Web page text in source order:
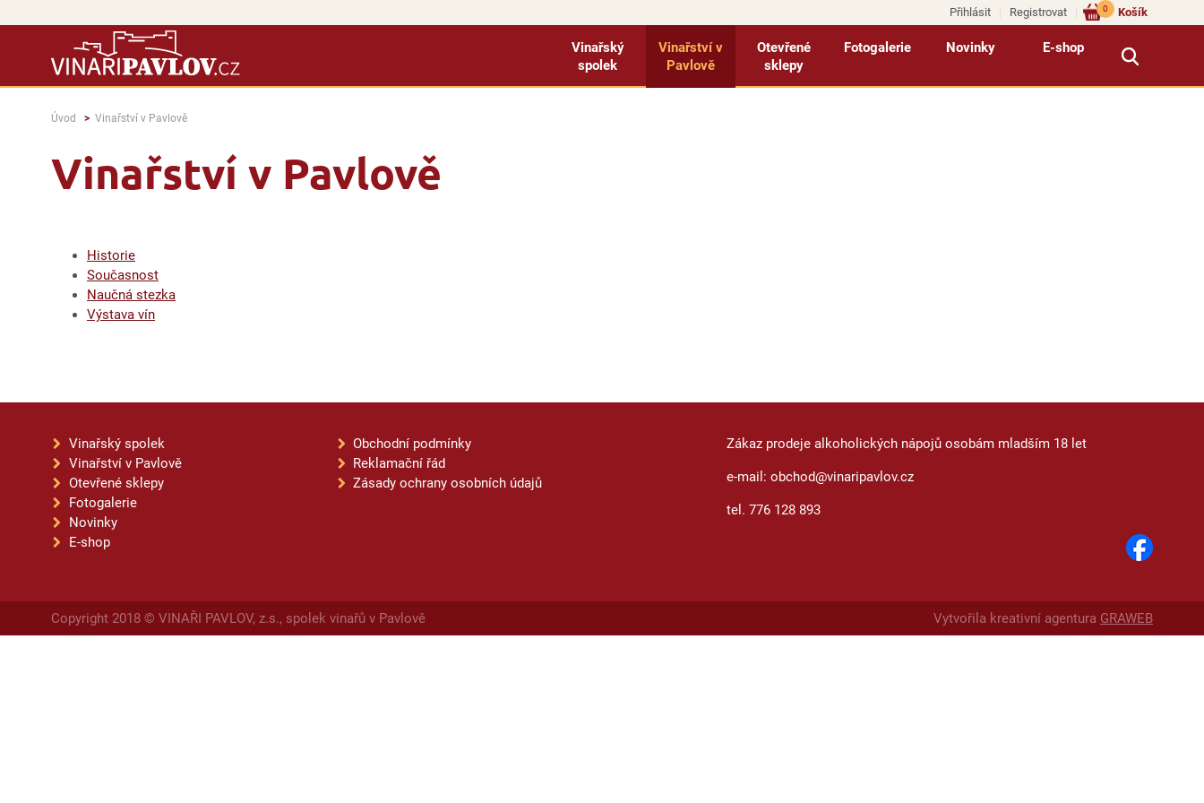
Přihlásit Registrovat Košík
0
Vinařský
spolek
Vinařství v
Pavlově
Otevřené
sklepy
Fotogalerie Novinky E-shop
Úvod Vinařství v Pavlově
Vinařství v Pavlově
Historie
Současnost
Naučná stezka
Výstava vín
Vinařský spolek
Vinařství v Pavlově
Otevřené sklepy
Fotogalerie
Novinky
E-shop
Obchodní podmínky
Reklamační řád
Zásady ochrany osobních údajů
Zákaz prodeje alkoholických nápojů osobám mladším 18 let
e-mail: obchod@vinaripavlov.cz
tel. 776 128 893
Copyright 2018 © VINAŘI PAVLOV, z.s., spolek vinařů v Pavlově Vytvořila kreativní agentura GRAWEB